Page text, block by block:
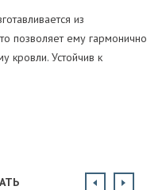
из
позволяет ему гармонично
кровли. Устойчив к